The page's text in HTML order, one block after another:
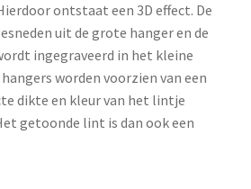
ontstaat een 3D effect. De
uit de grote hanger en de
ingegraveerd in het kleine
worden voorzien van een
dikte en kleur van het lintje
getoonde lint is dan ook een